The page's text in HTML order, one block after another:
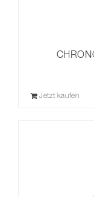
Jetzt kaufen